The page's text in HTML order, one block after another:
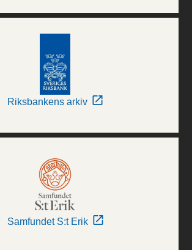
Riksbankens arkiv
Samfundet S:t Erik